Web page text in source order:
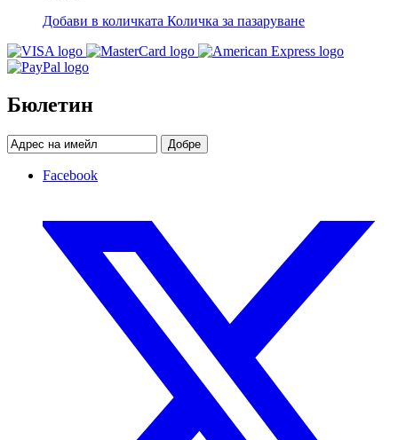
Добави в количката Количка за пазаруване
Бюлетин
Добре
Facebook